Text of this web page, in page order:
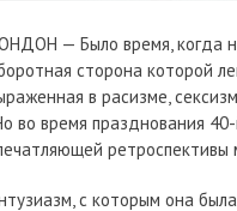
— Было время, когда
сторона которой
в расизме,
во время празднования
ретроспективы
с которым она